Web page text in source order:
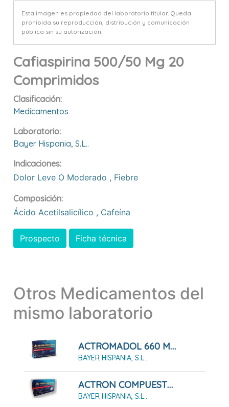
Esta imagen es propiedad del laboratorio titular. Queda
prohibida su reproducción, distribución y comunicación
pública sin su autorización.
Cafiaspirina 500/50 Mg 20
Comprimidos
Clasificación:
Medicamentos
Laboratorio:
Bayer Hispania, S.l..
Indicaciones:
Dolor Leve O Moderado , Fiebre
Composición:
Ácido Acetilsalicílico , Cafeína
Prospecto Ficha técnica
Otros Medicamentos del
mismo laboratorio
ACTROMADOL 660 MG COMPRIMIDOS DE LIBERACIÓN MODIFICADA, 8 Comprimidos
BAYER HISPANIA, S.L..
ACTRON COMPUESTO 20 COMPRIMIDOS EFERVESCENTES
BAYER HISPANIA, S.L..